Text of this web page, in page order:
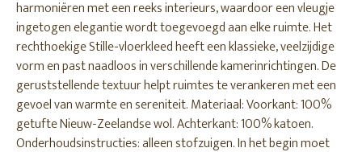
harmoniëren met een reeks interieurs, waardoor een vleugje
ingetogen elegantie wordt toegevoegd aan elke ruimte. Het
rechthoekige Stille-vloerkleed heeft een klassieke, veelzijdige
vorm en past naadloos in verschillende kamerinrichtingen. De
geruststellende textuur helpt ruimtes te verankeren met een
gevoel van warmte en sereniteit. Materiaal: Voorkant: 100%
getufte Nieuw-Zeelandse wol. Achterkant: 100% katoen.
Onderhoudsinstructies: alleen stofzuigen. In het begin moet